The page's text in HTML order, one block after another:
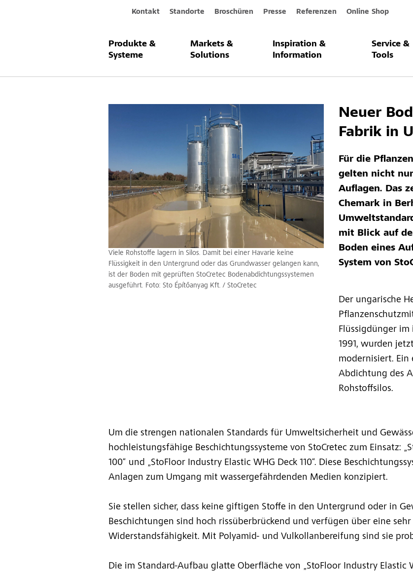
Kontakt Standorte Broschüren Presse Referenzen Online Shop
Produkte &
Systeme
Markets &
Solutions
Inspiration &
Information
Service &
Tools
Neuer Boden im Chemiepark
Neuer
Fabrik in
Für die
gelten nicht
Auflagen. Das
Chemark in
mit Blick auf
Boden eines
System von
Der ungarische
Flüssigdünger
1991, wurden
modernisiert. Ein
Abdichtung des
Rohstoffsilos.
Viele Rohstoffe lagern in Silos. Damit bei einer Havarie keine
Flüssigkeit in den Untergrund oder das Grundwasser gelangen kann,
ist der Boden mit geprüften StoCretec Bodenabdichtungssystemen
ausgeführt. Foto: Sto Építőanyag Kft. / StoCretec
Um die strengen nationalen Standards für Umweltsicherheit und
hochleistungsfähige Beschichtungssysteme von StoCretec zum Einsatz:
100“ und „StoFloor Industry Elastic WHG Deck 110“. Diese
Anlagen zum Umgang mit wassergefährdenden Medien konzipiert.
Sie stellen sicher, dass keine giftigen Stoffe in den Untergrund oder in
Beschichtungen sind hoch rissüberbrückend und verfügen über eine
Widerstandsfähigkeit. Mit Polyamid- und Vulkollanbereifung sind sie
Die im Standard-Aufbau glatte Oberfläche von „StoFloor Industry Elastic